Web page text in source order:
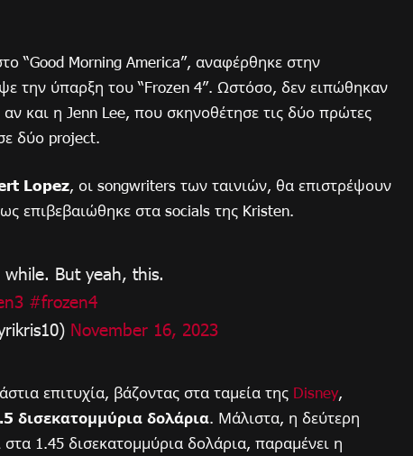
“Good Morning America”, αναφέρθηκε στην
την ύπαρξη του “Frozen 4”. Ωστόσο, δεν ειπώθηκαν
αν και η Jenn Lee, που σκηνοθέτησε τις δύο πρώτες
δύο project.
Lopez, οι songwriters των ταινιών, θα επιστρέψουν
επιβεβαιώθηκε στα socials της Kristen.
But yeah, this.
#frozen4
November 16, 2023
επιτυχία, βάζοντας στα ταμεία της Disney,
δισεκατομμύρια δολάρια. Μάλιστα, η δεύτερη
1.45 δισεκατομμύρια δολάρια, παραμένει η